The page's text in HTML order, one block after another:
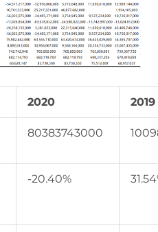
2020 2019
80383743000
-20.40%